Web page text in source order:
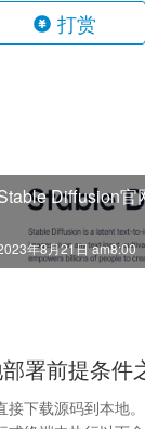
打赏
Diffusion官
年8月21日 am8:00
署前提条件
下载源码到本地